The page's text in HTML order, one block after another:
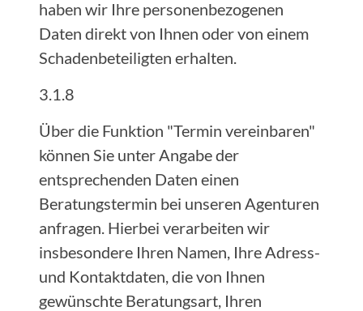
haben wir Ihre personenbezogenen
Daten direkt von Ihnen oder von einem
Schadenbeteiligten erhalten.
3.1.8
Über die Funktion "Termin vereinbaren"
können Sie unter Angabe der
entsprechenden Daten einen
Beratungstermin bei unseren Agenturen
anfragen. Hierbei verarbeiten wir
insbesondere Ihren Namen, Ihre Adress-
und Kontaktdaten, die von Ihnen
gewünschte Beratungsart, Ihren